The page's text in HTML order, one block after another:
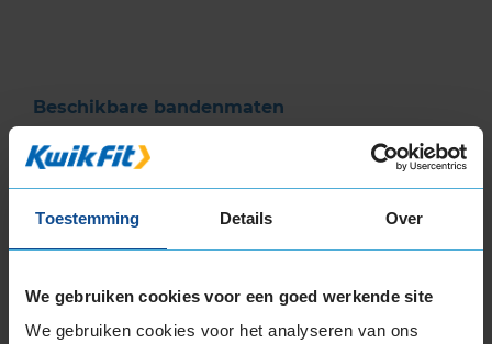
Toestemming Details Over
We gebruiken cookies voor een goed werkende site
We gebruiken cookies voor het analyseren van ons
Beschikbare bandenmaten
14-inch banden
155/65R14 79T EXTRALOAD
165/70R14 85T EXTRALOAD
185/60R14 82T